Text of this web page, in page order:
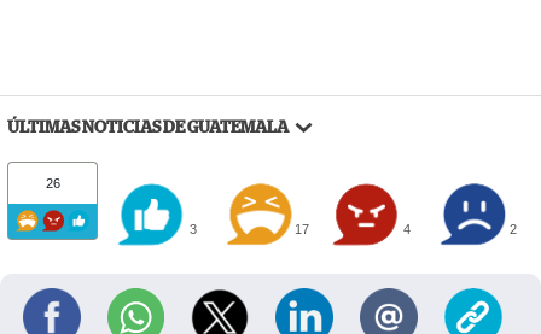
ÚLTIMAS NOTICIAS DE GUATEMALA
26
3 17 4 2